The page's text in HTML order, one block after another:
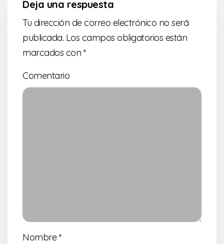
Deja una respuesta
Tu dirección de correo electrónico no será
publicada. Los campos obligatorios están
marcados con *
Comentario
Nombre*